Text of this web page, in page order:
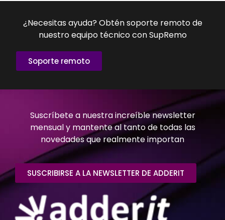
¿Necesitas ayuda? Obtén soporte remoto de
nuestro equipo técnico con SupRemo
Soporte remoto
Suscríbete a nuestra increíble newsletter
mensual y mantente al tanto de todas las
novedades que realmente importan
SUSCRIBIRSE A LA NEWSLETTER DE ADDERIT